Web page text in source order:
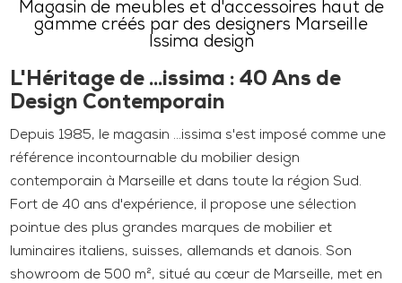
Magasin de meubles et d'accessoires haut de
gamme créés par des designers Marseille
Issima design
L'Héritage de ...issima : 40 Ans de
Design Contemporain
Depuis 1985, le magasin ...issima s'est imposé comme une
référence incontournable du mobilier design
contemporain à Marseille et dans toute la région Sud.
Fort de 40 ans d'expérience, il propose une sélection
pointue des plus grandes marques de mobilier et
luminaires italiens, suisses, allemands et danois. Son
showroom de 500 m², situé au cœur de Marseille, met en